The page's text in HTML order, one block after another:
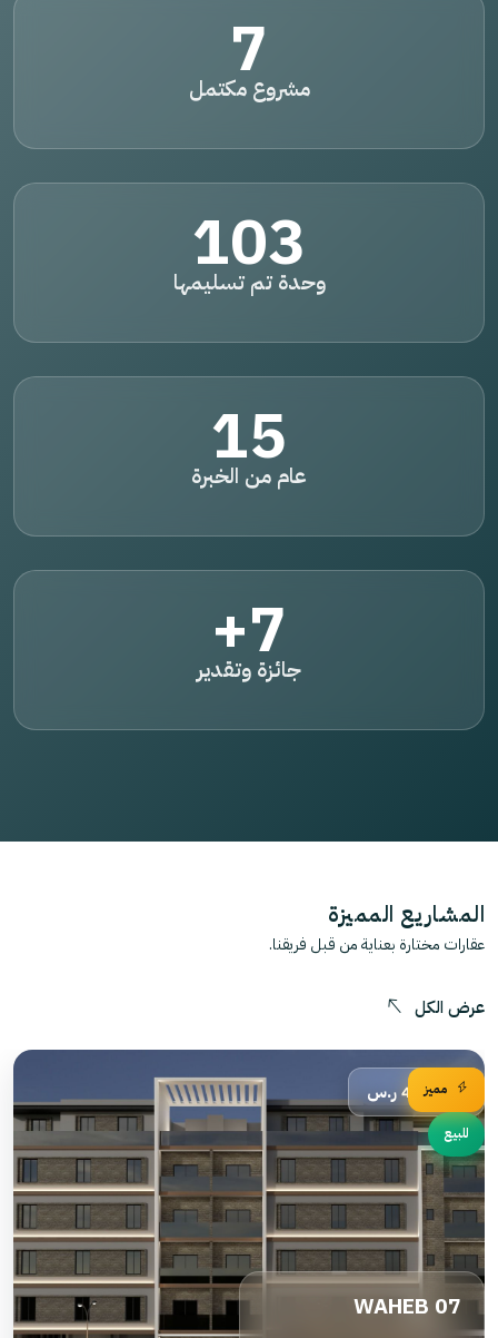
7
مشروع مكتمل
103
وحدة تم تسليمها
15
عام من الخبرة
7+
جائزة وتقدير
المشاريع المميزة
عقارات مختارة بعناية من قبل فريقنا.
عرض الكل
485,000 ر.س
مميز
للبيع
WAHEB 07